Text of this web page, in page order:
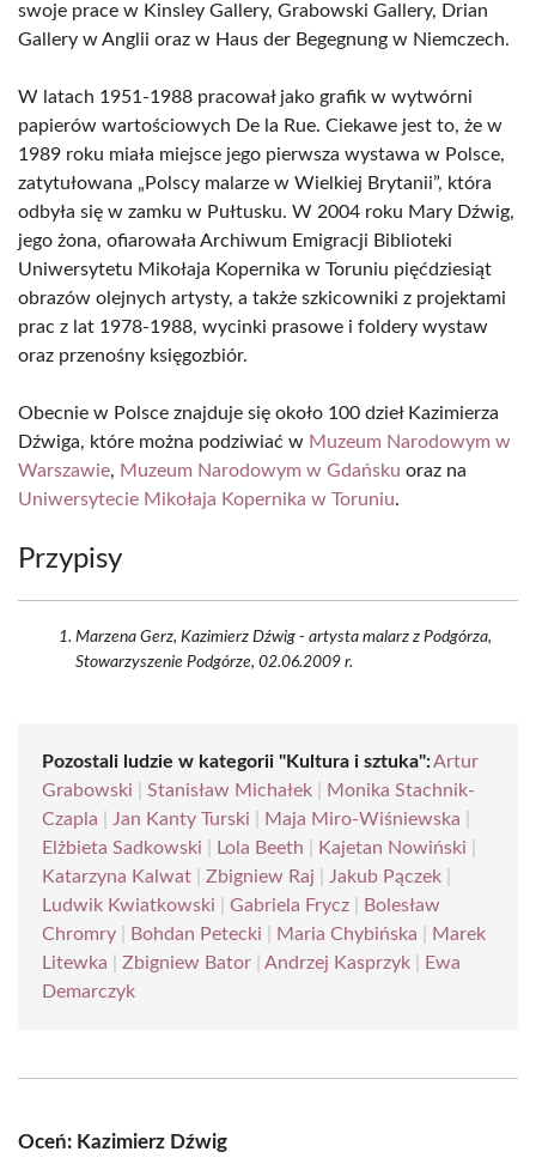
swoje prace w Kinsley Gallery, Grabowski Gallery, Drian
Gallery w Anglii oraz w Haus der Begegnung w Niemczech.
W latach 1951-1988 pracował jako grafik w wytwórni
papierów wartościowych De la Rue. Ciekawe jest to, że w
1989 roku miała miejsce jego pierwsza wystawa w Polsce,
zatytułowana „Polscy malarze w Wielkiej Brytanii”, która
odbyła się w zamku w Pułtusku. W 2004 roku Mary Dźwig,
jego żona, ofiarowała Archiwum Emigracji Biblioteki
Uniwersytetu Mikołaja Kopernika w Toruniu pięćdziesiąt
obrazów olejnych artysty, a także szkicowniki z projektami
prac z lat 1978-1988, wycinki prasowe i foldery wystaw
oraz przenośny księgozbiór.
Obecnie w Polsce znajduje się około 100 dzieł Kazimierza
Dźwiga, które można podziwiać w Muzeum Narodowym w
Warszawie, Muzeum Narodowym w Gdańsku oraz na
Uniwersytecie Mikołaja Kopernika w Toruniu.
Przypisy
Marzena Gerz, Kazimierz Dźwig - artysta malarz z Podgórza,
Stowarzyszenie Podgórze, 02.06.2009 r.
Pozostali ludzie w kategorii "Kultura i sztuka":Artur
Grabowski
Stanisław Michałek
Monika Stachnik-
Czapla
Jan Kanty Turski Maja Miro-Wiśniewska
Elżbieta Sadkowski
Lola Beeth Kajetan Nowiński
Katarzyna Kalwat
Zbigniew Raj Jakub Pączek
Ludwik Kwiatkowski
Gabriela Frycz
Bolesław
Chromry
Bohdan Petecki Maria Chybińska
Marek
Litewka
Zbigniew Bator Andrzej Kasprzyk
Ewa
Demarczyk
Oceń: Kazimierz Dźwig